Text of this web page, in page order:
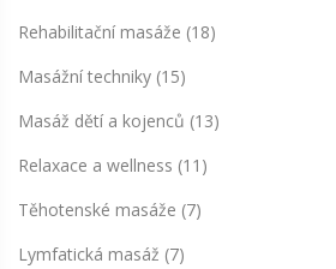
Rehabilitační masáže (18)
Masážní techniky (15)
Masáž dětí a kojenců (13)
Relaxace a wellness (11)
Těhotenské masáže (7)
Lymfatická masáž (7)